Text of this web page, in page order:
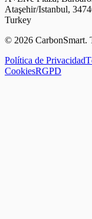
Ataşehir/Istanbul,
Turkey
© 2026 CarbonSmart.
Política de Privacidad
CookiesRGPD